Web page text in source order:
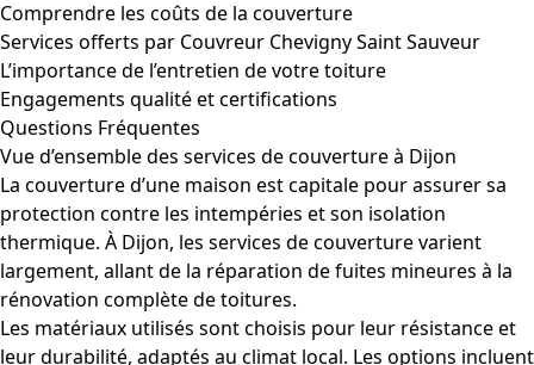
Comprendre les coûts de la couverture
Services offerts par Couvreur Chevigny Saint Sauveur
L’importance de l’entretien de votre toiture
Engagements qualité et certifications
Questions Fréquentes
Vue d’ensemble des services de couverture à Dijon
La couverture d’une maison est capitale pour assurer sa
protection contre les intempéries et son isolation
thermique. À Dijon, les services de couverture varient
largement, allant de la réparation de fuites mineures à la
rénovation complète de toitures.
Les matériaux utilisés sont choisis pour leur résistance et
leur durabilité, adaptés au climat local. Les options incluent